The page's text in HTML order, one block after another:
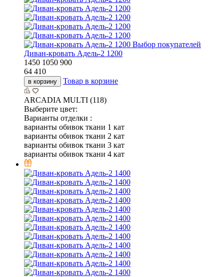
Выбор покупателей
Диван-кровать Адель-2 1200
1450 1050 900
64 410
в корзину Товар в корзине
ARCADIA MULTI (118)
Выберите цвет:
Варианты отделки :
варианты обивок ткани 1 кат
варианты обивок ткани 2 кат
варианты обивок ткани 3 кат
варианты обивок ткани 4 кат